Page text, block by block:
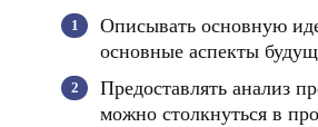
Описывать основную
основные аспекты
Предоставлять анализ
можно столкнуться в